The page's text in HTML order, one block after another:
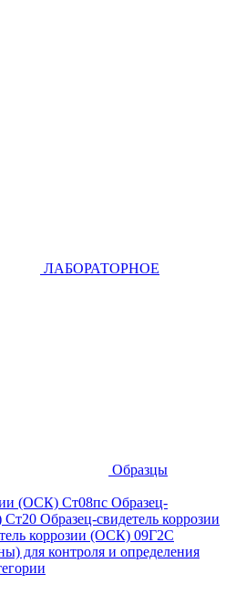
ЛАБОРАТОРНОЕ
Образцы
(ОСК) Ст08пс Образец-
Ст20 Образец-свидетель коррозии
коррозии (ОСК) 09Г2С
для контроля и определения